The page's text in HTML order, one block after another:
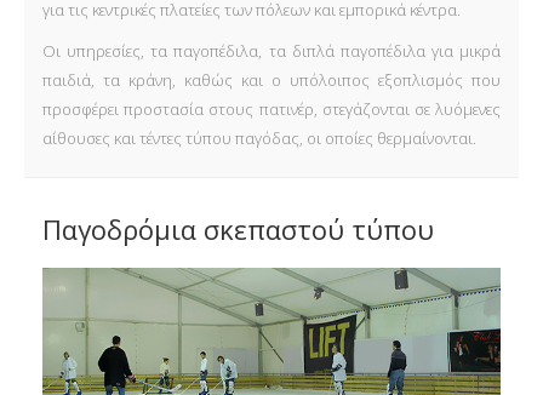
για τις κεντρικές πλατείες των πόλεων και εμπορικά κέντρα.
Οι υπηρεσίες, τα παγοπέδιλα, τα διπλά παγοπέδιλα για μικρά
παιδιά, τα κράνη, καθώς και ο υπόλοιπος εξοπλισμός που
προσφέρει προστασία στους πατινέρ, στεγάζονται σε λυόμενες
αίθουσες και τέντες τύπου παγόδας, οι οποίες θερμαίνονται.
Παγοδρόμια σκεπαστού τύπου